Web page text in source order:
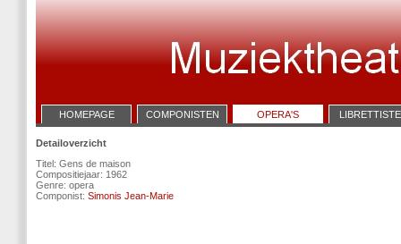
HOMEPAGE COMPONISTEN OPERA'S
Detailoverzicht
Titel: Gens de maison
Compositiejaar: 1962
Genre: opera
Componist: Simonis Jean-Marie